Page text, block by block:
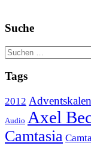
Suche
Tags
2012
Audio Axel
Camtasia